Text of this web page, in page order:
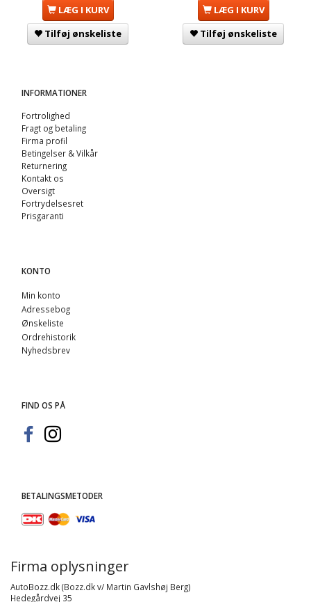
LÆG I KURV
Tilføj ønskeliste
LÆG I KURV
Tilføj ønskeliste
INFORMATIONER
Fortrolighed
Fragt og betaling
Firma profil
Betingelser & Vilkår
Returnering
Kontakt os
Oversigt
Fortrydelsesret
Prisgaranti
KONTO
Min konto
Adressebog
Ønskeliste
Ordrehistorik
Nyhedsbrev
FIND OS PÅ
BETALINGSMETODER
Firma oplysninger
AutoBozz.dk (Bozz.dk v/ Martin Gavlshøj Berg)
Hedegårdvej 35